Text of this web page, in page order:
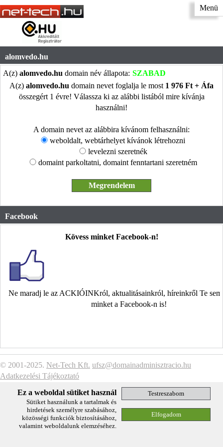
Menü
alomvedo.hu
A(z) alomvedo.hu domain név állapota: SZABAD
A(z) alomvedo.hu domain nevet foglalja le most 1 976 Ft + Áfa
összegért 1 évre! Válassza ki az alábbi listából mire kívánja
használni!
A domain nevet az alábbira kívánom felhasználni:
weboldalt, webtárhelyet kívánok létrehozni
levelezni szeretnék
domaint parkoltatni, domaint fenntartani szeretném
Facebook
Kövess minket Facebook-n!
Ne maradj le az ACKIÓINKról, aktualitásainkról, híreinkről Te
minket a Facebook-n is!
© 2001-2025. Net-Tech Kft. ufsz@domainadminisztracio.hu
Adatkezelési Tájékoztató
Ez a weboldal sütiket használ
Sütiket használunk a tartalmak és
hirdetések személyre szabásához,
közösségi funkciók biztosításához,
valamint weboldalunk elemzéséhez.